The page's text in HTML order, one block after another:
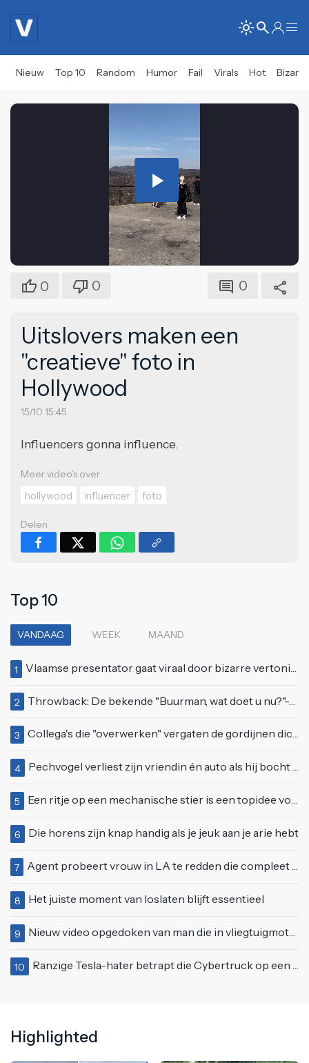
Nieuw Top 10 Random Humor Fail Virals Hot Bizar
Play
Video
0 0 0
Uitslovers maken een
"creatieve" foto in
Hollywood
15/10 15:45
Influencers gonna influence.
Meer video's over
hollywood
influencer foto
Delen
Top 10
VANDAAG WEEK MAAND
1 Vlaamse presentator gaat viraal door bizarre vertoning op live televisie: "Helemaal stijf van de bloem"
2 Throwback: De bekende "Buurman, wat doet u nu?"-scène uit Flodder met Tatjana Šimić
3 Collega's die "overwerken" vergaten de gordijnen dicht te doen
4 Pechvogel verliest zijn vriendin én auto als hij bocht te scherp neemt
5 Een ritje op een mechanische stier is een topidee voor een eerste date
6 Die horens zijn knap handig als je jeuk aan je arie hebt
7 Agent probeert vrouw in LA te redden die compleet van het padje is
8 Het juiste moment van loslaten blijft essentieel
9 Nieuw video opgedoken van man die in vliegtuigmotor springt op vliegveld Milaan
10 Ranzige Tesla-hater betrapt die Cybertruck op een 'speciale bruine coating' trakteert
Highlighted